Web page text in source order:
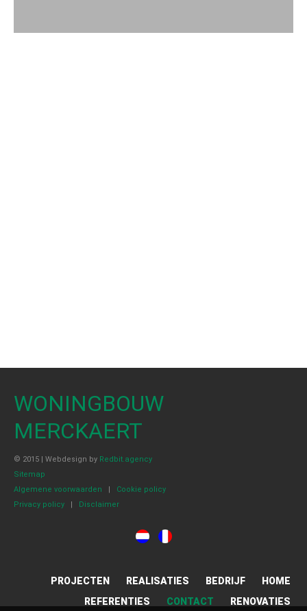
WONINGBOUW
MERCKAERT
© 2015 | Webdesign by Redbit.agency
Sitemap
Algemene voorwaarden | Cookie policy
Privacy policy | Disclaimer
HOME
BEDRIJF
REALISATIES
PROJECTEN
RENOVATIES
CONTACT
REFERENTIES